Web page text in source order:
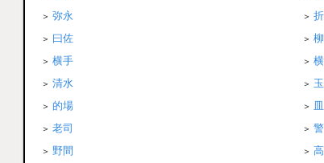
弥永
曰佐
横手
清水
的場
老司
野間